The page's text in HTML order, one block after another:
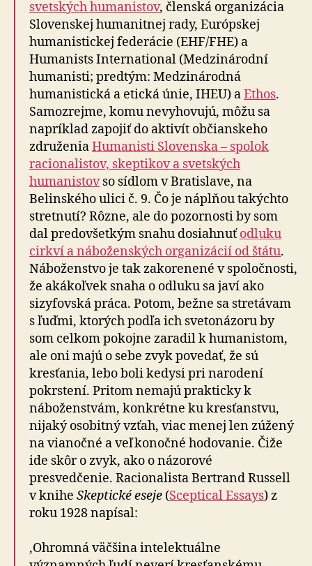
svetských humanistov, členská organizácia
Slovenskej humanitnej rady, Európskej
humanistickej federácie (EHF/FHE) a
Humanists International (Medzinárodní
humanisti; predtým: Medzinárodná
humanistická a etická únie, IHEU) aEthos.
Samozrejme, komu nevyhovujú, môžu sa
napríklad zapojiť do aktivít občianskeho
združeniaHumanisti Slovenska – spolok
racionalistov, skeptikov a svetských
humanistovso sídlom v Bratislave, na
Belinského ulici č. 9. Čo je náplňou takýchto
stretnutí? Rôzne, ale do pozornosti by som
dal predovšetkým snahu dosiahnuťodluku
cirkví a náboženských organizácií od štátu.
Náboženstvo je tak zakorenené v spoločnosti,
že akákoľvek snaha o odluku sa javí ako
sizyfovská práca. Potom, bežne sa stretávam
s ľuďmi, ktorých podľa ich svetonázoru by
som celkom pokojne zaradil k humanistom,
ale oni majú o sebe zvyk povedať, že sú
kresťania, lebo boli kedysi pri narodení
pokrstení. Pritom nemajú prakticky k
náboženstvám, konkrétne ku kresťanstvu,
nijaký osobitný vzťah, viac menej len zúžený
na vianočné a veľkonočné hodovanie. Čiže
ide skôr o zvyk, ako o názorové
presvedčenie. Racionalista Bertrand Russell
v knihe Skeptické eseje (Sceptical Essays) z
roku 1928 napísal:
‚Ohromná väčšina intelektuálne